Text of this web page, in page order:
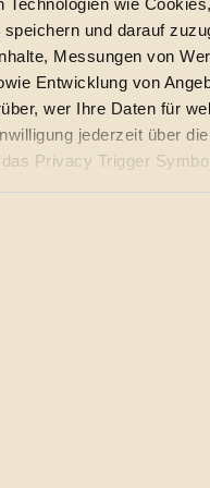
wie
und darauf
Messungen von
Entwicklung von
wer Ihre Daten für
jederzeit über
Privacy Trigger
gerne:
nach bestimmten
persönlichen Daten